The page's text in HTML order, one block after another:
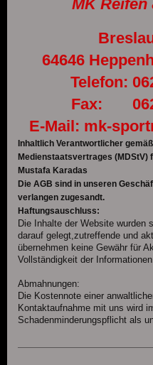
MK
Inhaber :
64646
Telefon:
Fax:
E-Mail: mk-
Inhaltlich Verantwortlicher
Medienstaatsvertrages (MDStV)
Mustafa Karadas
Die AGB sind in unseren
verlangen zugesandt.
Haftungsauschluss:
Die Inhalte der Website wurden
darauf gelegt,zutreffende und
übernehmen keine Gewähr für
Vollständigkeit der
Abmahnungen:
Die Kostennote einer
Kontaktaufnahme mit uns wird
Schadenminderungspflicht als